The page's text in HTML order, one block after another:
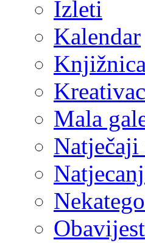
Izleti
Kalendar
Knjižnica
Kreativac
Mala
Natječaji